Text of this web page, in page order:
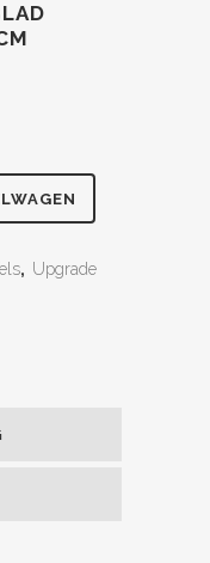
, Upgrade